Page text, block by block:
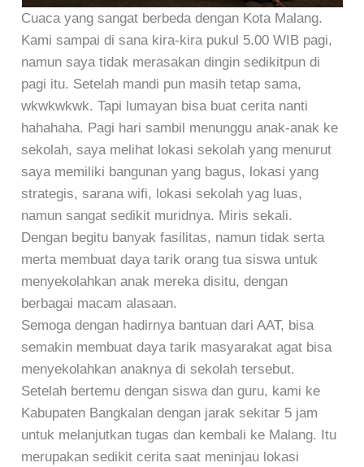
Cuaca yang sangat berbeda dengan Kota Malang.
Kami sampai di sana kira-kira pukul 5.00 WIB pagi,
namun saya tidak merasakan dingin sedikitpun di
pagi itu. Setelah mandi pun masih tetap sama,
wkwkwkwk. Tapi lumayan bisa buat cerita nanti
hahahaha. Pagi hari sambil menunggu anak-anak ke
sekolah, saya melihat lokasi sekolah yang menurut
saya memiliki bangunan yang bagus, lokasi yang
strategis, sarana wifi, lokasi sekolah yag luas,
namun sangat sedikit muridnya. Miris sekali.
Dengan begitu banyak fasilitas, namun tidak serta
merta membuat daya tarik orang tua siswa untuk
menyekolahkan anak mereka disitu, dengan
berbagai macam alasaan.
Semoga dengan hadirnya bantuan dari AAT, bisa
semakin membuat daya tarik masyarakat agat bisa
menyekolahkan anaknya di sekolah tersebut.
Setelah bertemu dengan siswa dan guru, kami ke
Kabupaten Bangkalan dengan jarak sekitar 5 jam
untuk melanjutkan tugas dan kembali ke Malang. Itu
merupakan sedikit cerita saat meninjau lokasi